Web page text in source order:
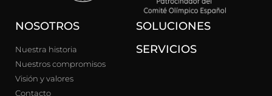
NOSOTROS
Nuestra historia
Nuestros compromisos
Visión y valores
Contacto
SOLUCIONES
SERVICIOS